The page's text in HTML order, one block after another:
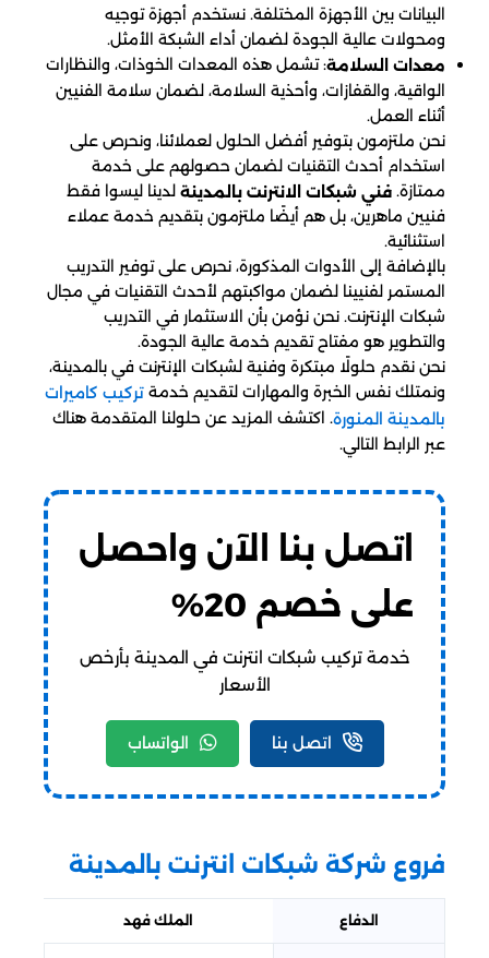
البيانات بين الأجهزة المختلفة. نستخدم أجهزة توجيه
ومحولات عالية الجودة لضمان أداء الشبكة الأمثل.
معدات السلامة: تشمل هذه المعدات الخوذات، والنظارات
الواقية، والقفازات، وأحذية السلامة، لضمان سلامة الفنيين
أثناء العمل.
نحن ملتزمون بتوفير أفضل الحلول لعملائنا، ونحرص على
استخدام أحدث التقنيات لضمان حصولهم على خدمة
ممتازة. فني شبكات الانترنت بالمدينة لدينا ليسوا فقط
فنيين ماهرين، بل هم أيضًا ملتزمون بتقديم خدمة عملاء
استثنائية.
بالإضافة إلى الأدوات المذكورة، نحرص على توفير التدريب
المستمر لفنيينا لضمان مواكبتهم لأحدث التقنيات في مجال
شبكات الإنترنت. نحن نؤمن بأن الاستثمار في التدريب
والتطوير هو مفتاح تقديم خدمة عالية الجودة.
نحن نقدم حلولًا مبتكرة وفنية لشبكات الإنترنت في بالمدينة،
ونمتلك نفس الخبرة والمهارات لتقديم خدمة تركيب كاميرات
بالمدينة المنورة. اكتشف المزيد عن حلولنا المتقدمة هناك
عبر الرابط التالي.
اتصل بنا الآن واحصل
على خصم 20%
خدمة تركيب شبكات انترنت في المدينة بأرخص
الأسعار
اتصل بنا الواتساب
فروع شركة شبكات انترنت بالمدينة
الدفاع الملك فهد